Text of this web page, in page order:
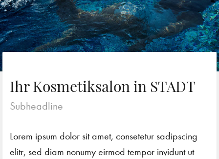
Ihr Kosmetiksalon in STADT
Subheadline
Lorem ipsum dolor sit amet, consetetur sadipscing
elitr, sed diam nonumy eirmod tempor invidunt ut